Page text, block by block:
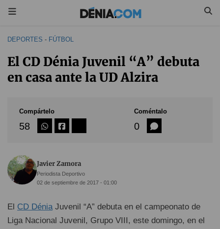
DEPORTES - FÚTBOL
El CD Dénia Juvenil “A” debuta
en casa ante la UD Alzira
Compártelo
58
Coméntalo
0
Javier Zamora
Periodista Deportivo
02 de septiembre de 2017 - 01:00
El CD DéniaJuvenil “A” debuta en el campeonato de
Liga Nacional Juvenil, Grupo VIII, este domingo, en el